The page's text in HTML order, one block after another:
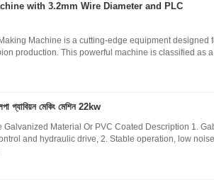
with 3.2mm Wire Diameter and PLC
Machine is a cutting-edge equipment designed
production. This powerful machine is classified as
গ্যাবিয়ন মেকিং মেশিন 22kw
Material Or PVC Coated Description 1.
and hydraulic drive, 2. Stable operation, low